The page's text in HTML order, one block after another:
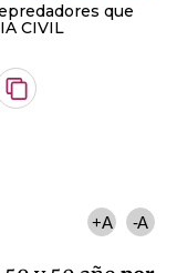
que
CIVIL
Copiar
+A -A